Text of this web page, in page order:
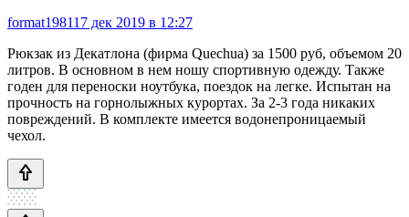
format198117 дек 2019 в 12:27
Рюкзак из Декатлона (фирма Quechua) за 1500 руб, объемом 20
литров. В основном в нем ношу спортивную одежду. Также
годен для переноски ноутбука, поездок на легке. Испытан на
прочность на горнолыжных курортах. За 2-3 года никаких
повреждений. В комплекте имеется водонепроницаемый
чехол.